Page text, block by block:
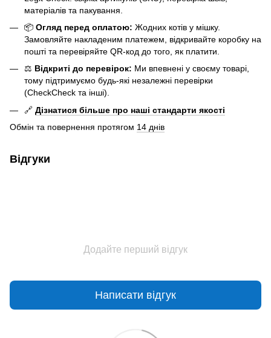
матеріалів та пакування.
📦 Огляд перед оплатою: Жодних котів у мішку.
Замовляйте накладеним платежем, відкривайте коробку на
пошті та перевіряйте QR-код до того, як платити.
⚖️ Відкриті до перевірок: Ми впевнені у своєму товарі,
тому підтримуємо будь-які незалежні перевірки
(CheckCheck та інші).
🔗 Дізнатися більше про наші стандарти якості
Обмін та повернення протягом 14 днів
Відгуки
Додайте перший відгук
Написати відгук